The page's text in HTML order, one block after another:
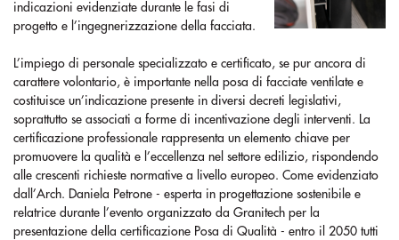
indicazioni evidenziate durante le fasi di
progetto e l’ingegnerizzazione della facciata.
L’impiego di personale specializzato e certificato, se pur ancora di
carattere volontario, è importante nella posa di facciate ventilate e
costituisce un’indicazione presente in diversi decreti legislativi,
soprattutto se associati a forme di incentivazione degli interventi. La
certificazione professionale rappresenta un elemento chiave per
promuovere la qualità e l’eccellenza nel settore edilizio, rispondendo
alle crescenti richieste normative a livello europeo. Come evidenziato
dall’Arch. Daniela Petrone - esperta in progettazione sostenibile e
relatrice durante l’evento organizzato da Granitech per la
presentazione della certificazione Posa di Qualità - entro il 2050 tutti